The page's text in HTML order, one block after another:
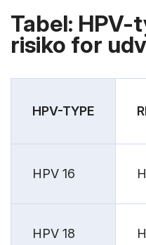
Tabel:
risiko for
HPV-TYPE
HPV 16
HPV 18